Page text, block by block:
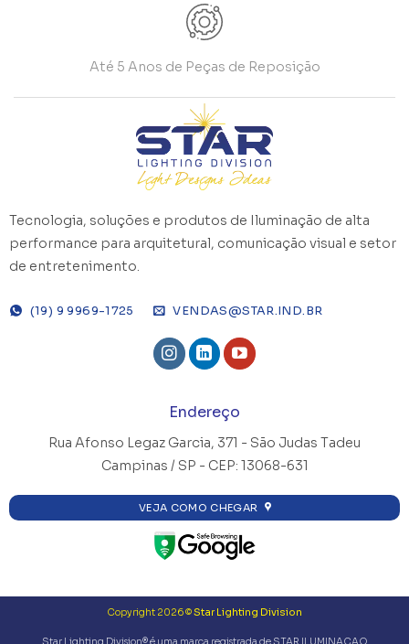
Até 5 Anos de Peças de Reposição
Tecnologia, soluções e produtos de Iluminação de alta
performance para arquitetural, comunicação visual e setor
de entretenimento.
(19) 9 9969-1725 VENDAS@STAR.IND.BR
Endereço
Rua Afonso Legaz Garcia, 371 - São Judas Tadeu
Campinas / SP - CEP: 13068-631
VEJA COMO CHEGAR
Copyright 2026 ©Star Lighting Division